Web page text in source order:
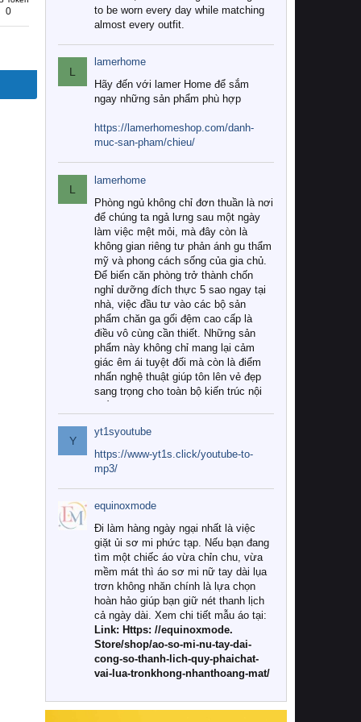
0
to be worn every day while matching
almost every outfit.
L
lamerhome
Hãy đến với lamer Home để sắm
ngay những sản phẩm phù hợp
https://lamerhomeshop.com/danh-
muc-san-pham/chieu/
L
lamerhome
Phòng ngủ không chỉ đơn thuần là nơi
để chúng ta ngả lưng sau một ngày
làm việc mệt mỏi, mà đây còn là
không gian riêng tư phản ánh gu thẩm
mỹ và phong cách sống của gia chủ.
Để biến căn phòng trở thành chốn
nghỉ dưỡng đích thực 5 sao ngay tại
nhà, việc đầu tư vào các bộ sản
phẩm chăn ga gối đệm cao cấp là
điều vô cùng cần thiết. Những sản
phẩm này không chỉ mang lại cảm
giác êm ái tuyệt đối mà còn là điểm
nhấn nghệ thuật giúp tôn lên vẻ đẹp
sang trọng cho toàn bộ kiến trúc nội
Tuy nhiên, giữa thị trường đa dạng
với vô vàn thương hiệu và mẫu mã
như hiện nay, làm thế nào để chọn
được những bộ chăn ga gối đệm cao
cấp thực sự chất lượng, phù hợp với
khí hậu và nhu cầu sử dụng của gia
đình? Hãy cùng chúng tôi đi tìm lời
giải đáp chi tiết qua bài viết dưới đây.
1. Tại sao các gia đình hiện đại lại ưa
chuộng chăn ga gối đệm cao cấp?
Khác với các dòng sản phẩm thông
thường, những bộ chăn ga gối đệm
cao cấp trải qua quy trình sản xuất
nghiêm ngặt từ khâu chọn lọc nguyên
liệu tự nhiên đến công nghệ dệt
nhuộm hiện đại không chứa hóa chất
này, bạn sẽ cảm nhận rõ rệt sự khác
Y
yt1syoutube
https://www-yt1s.click/youtube-to-
mp3/
equinoxmode
Đi làm hàng ngày ngại nhất là việc
giặt ủi sơ mi phức tạp. Nếu bạn đang
tìm một chiếc áo vừa chỉn chu, vừa
mềm mát thì áo sơ mi nữ tay dài lụa
trơn không nhăn chính là lựa chọn
hoàn hảo giúp bạn giữ nét thanh lịch
cả ngày dài. Xem chi tiết mẫu áo tại:
Link: Https: //equinoxmode.
Store/shop/ao-so-mi-nu-tay-dai-
cong-so-thanh-lich-quy-phaichat-
vai-lua-tronkhong-nhanthoang-mat/